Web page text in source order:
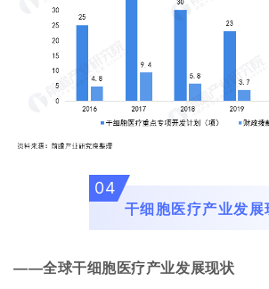
04
干细胞医疗产业发展
——全球干细胞医疗产业发展现状